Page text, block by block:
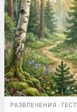
РАЗВЛЕЧЕНИЯ ТЕСТ